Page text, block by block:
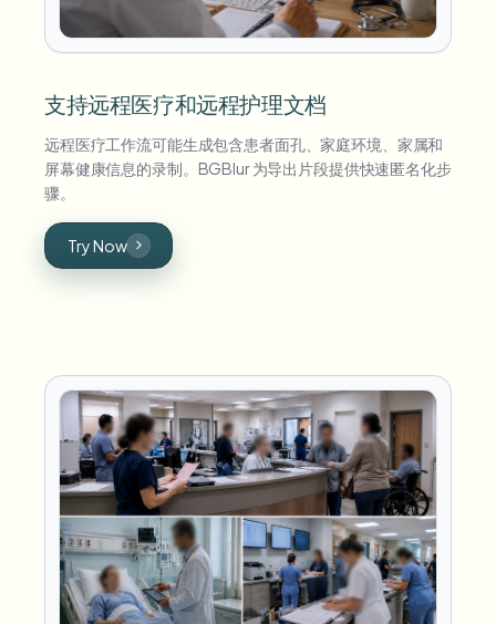
支持远程医疗和远程护理文档
远程医疗工作流可能生成包含患者面孔、家庭环境、家属和
屏幕健康信息的录制。BGBlur 为导出片段提供快速匿名化步
骤。
Try Now